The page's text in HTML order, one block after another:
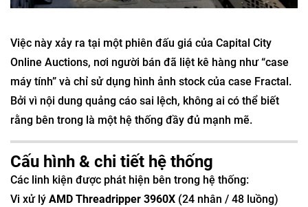
Việc này xảy ra tại một phiên đấu giá của Capital City
Online Auctions, nơi người bán đã liệt kê hàng như “case
máy tính” và chỉ sử dụng hình ảnh stock của case Fractal.
Bởi vì nội dung quảng cáo sai lệch, không ai có thể biết
rằng bên trong là một hệ thống đầy đủ mạnh mẽ.
Cấu hình & chi tiết hệ thống
Các linh kiện được phát hiện bên trong hệ thống:
Vi xử lý AMD Threadripper 3960X (24 nhân / 48 luồng)